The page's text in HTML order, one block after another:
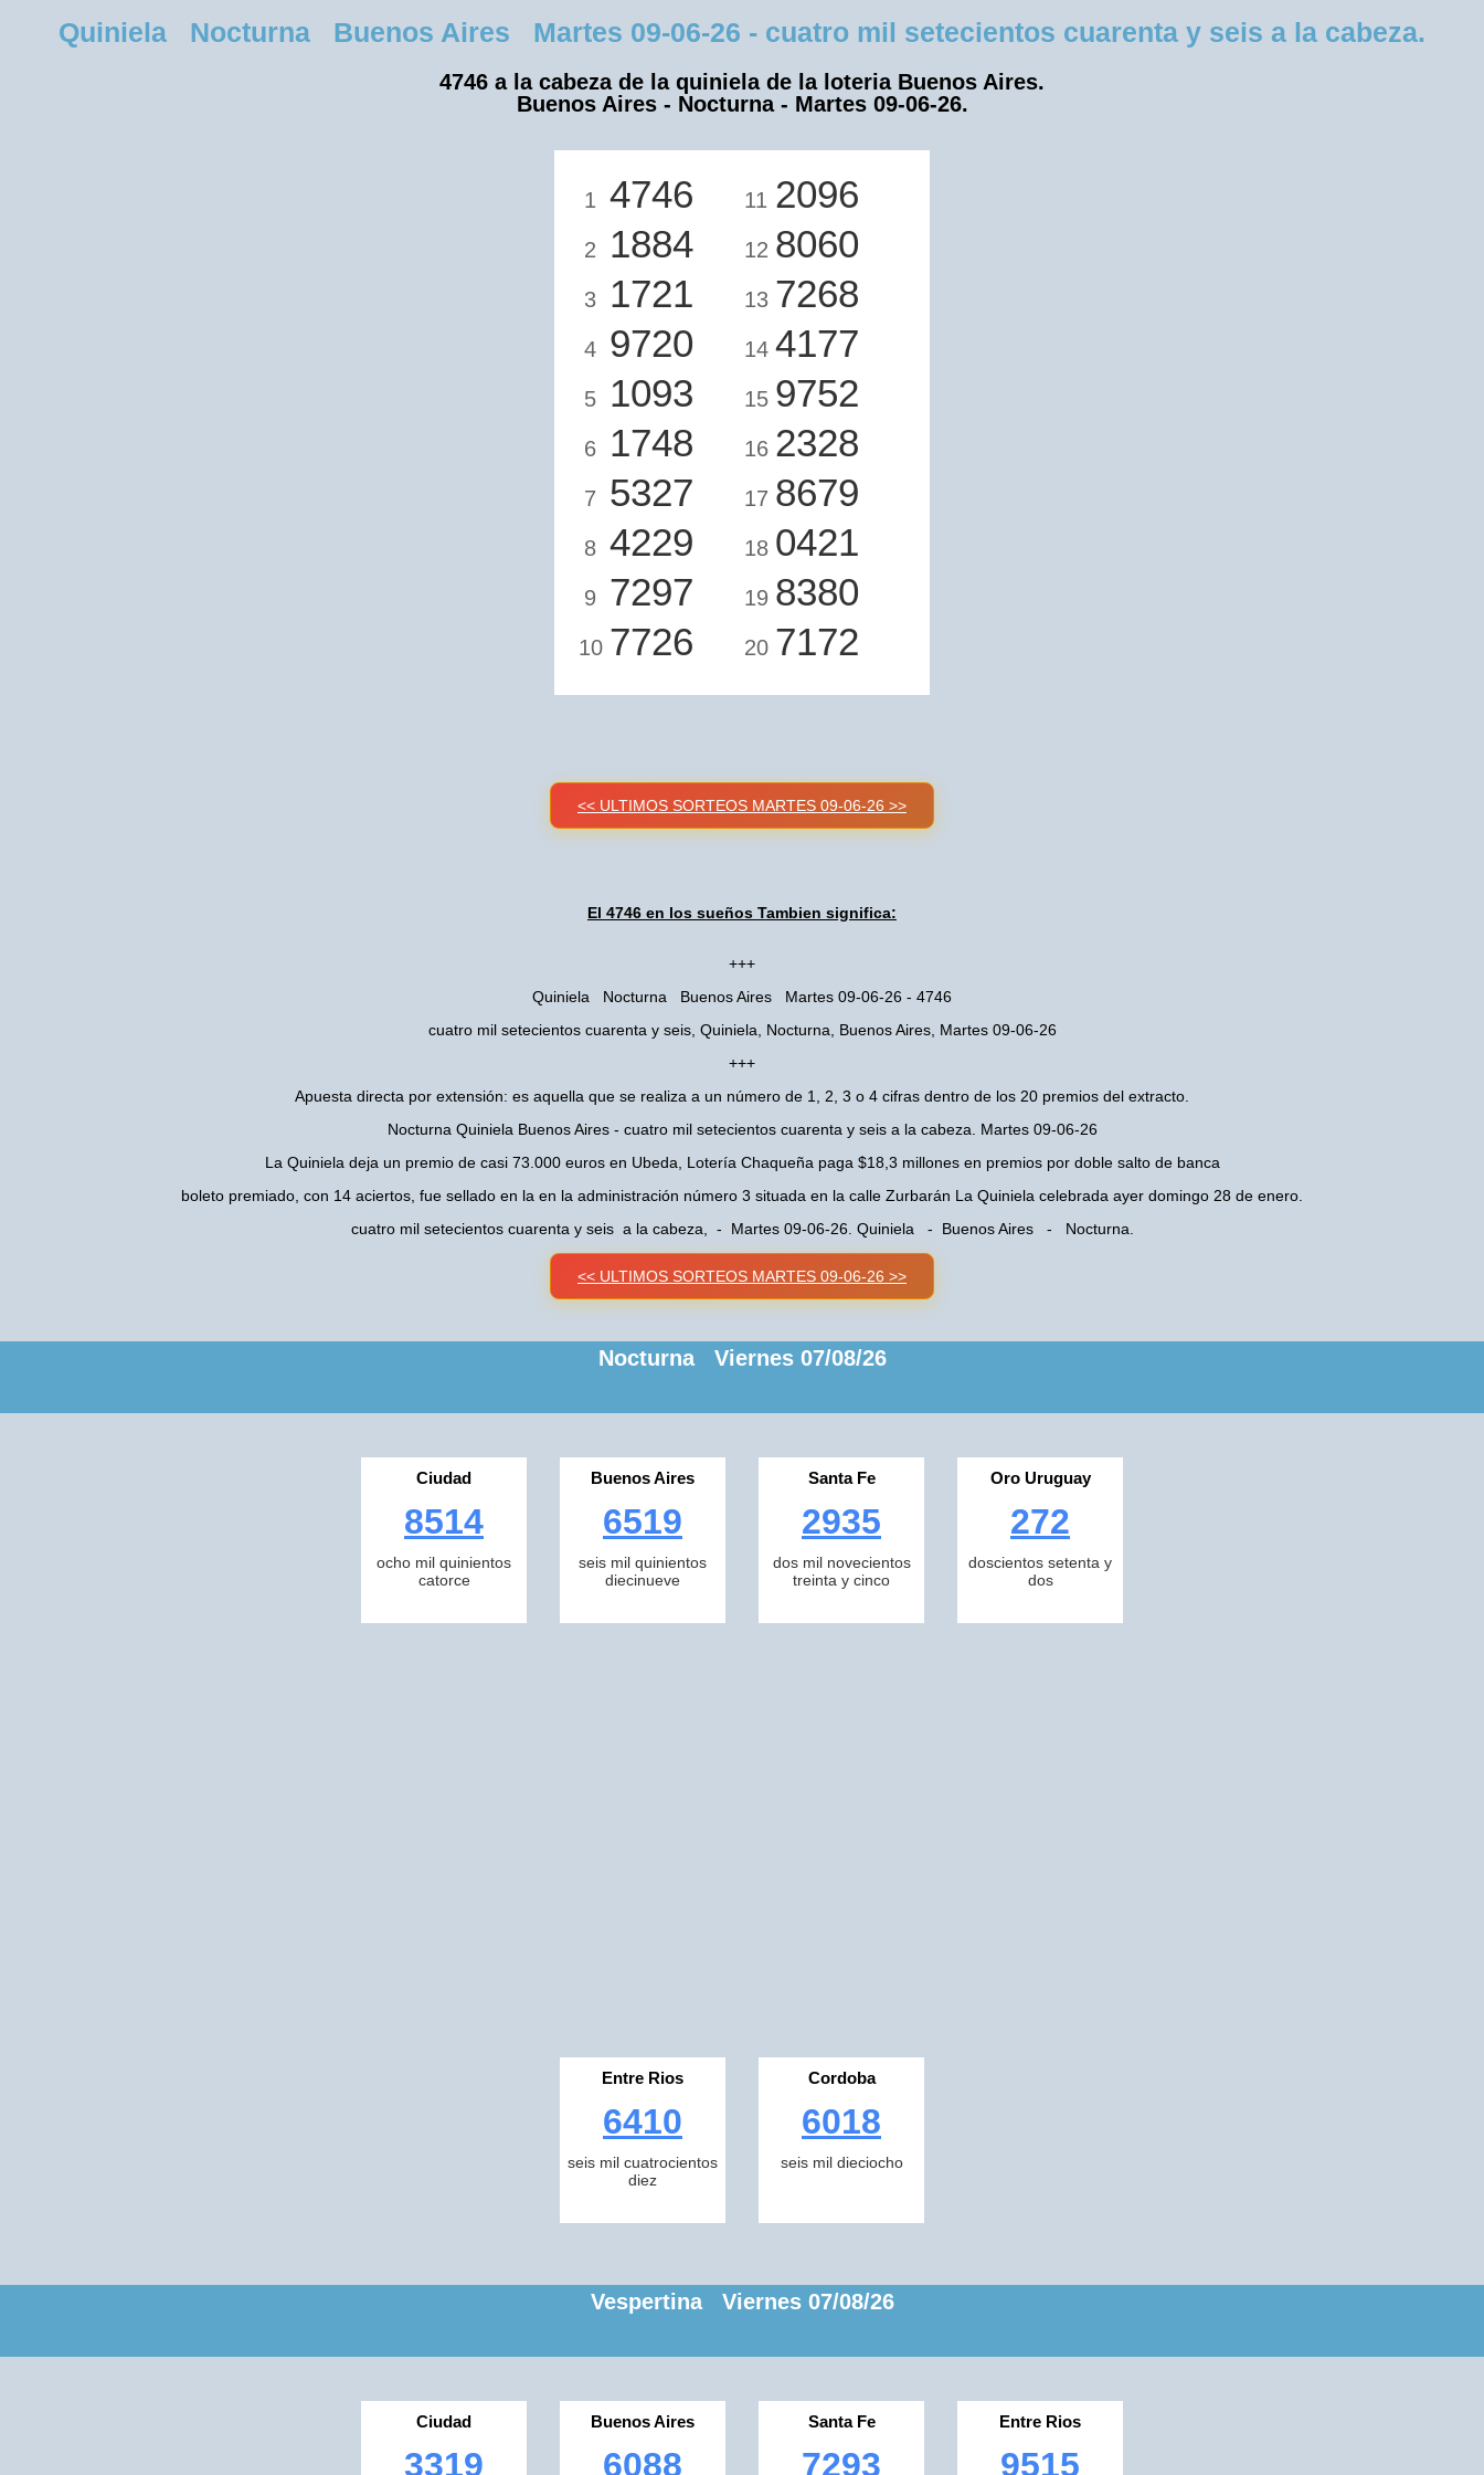
Quiniela Nocturna Buenos Aires Martes 09-06-26 - cuatro mil setecientos cuarenta y seis a la cabeza.
4746 a la cabeza de la quiniela de la loteria Buenos Aires.
Buenos Aires - Nocturna - Martes 09-06-26.
1 4746
2 1884
3 1721
4 9720
5 1093
6 1748
7 5327
8 4229
9 7297
10 7726
11 2096
12 8060
13 7268
14 4177
15 9752
16 2328
17 8679
18 0421
19 8380
20 7172
<< ULTIMOS SORTEOS MARTES 09-06-26 >>
El 4746 en los sueños Tambien significa:
+++
Quiniela Nocturna Buenos Aires Martes 09-06-26 - 4746
cuatro mil setecientos cuarenta y seis, Quiniela, Nocturna, Buenos Aires, Martes 09-06-26
+++
Apuesta directa por extensión: es aquella que se realiza a un número de 1, 2, 3 o 4 cifras dentro de los 20 premios del extracto.
Nocturna Quiniela Buenos Aires - cuatro mil setecientos cuarenta y seis a la cabeza. Martes 09-06-26
La Quiniela deja un premio de casi 73.000 euros en Ubeda, Lotería Chaqueña paga $18,3 millones en premios por doble salto de banca
boleto premiado, con 14 aciertos, fue sellado en la en la administración número 3 situada en la calle Zurbarán La Quiniela celebrada ayer domingo 28 de enero.
cuatro mil setecientos cuarenta y seis a la cabeza, - Martes 09-06-26. Quiniela - Buenos Aires - Nocturna.
<< ULTIMOS SORTEOS MARTES 09-06-26 >>
Nocturna Viernes 07/08/26
Ciudad
8514
ocho mil quinientos
catorce
Buenos Aires
6519
seis mil quinientos
diecinueve
Santa Fe
2935
dos mil novecientos
treinta y cinco
Oro Uruguay
272
doscientos setenta y
dos
Entre Rios
6410
seis mil cuatrocientos
diez
Cordoba
6018
seis mil dieciocho
Vespertina Viernes 07/08/26
Ciudad
3319
Buenos Aires
6088
Santa Fe
7293
Entre Rios
9515